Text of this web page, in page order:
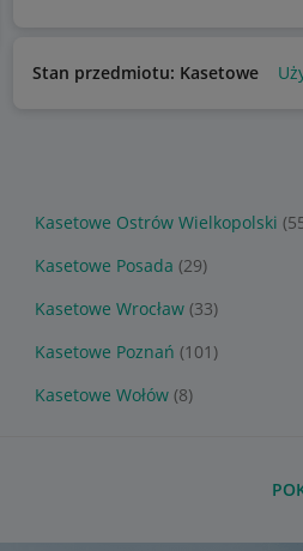
Stan przedmiotu: Kasetowe
Kasetowe Ostrów Wielkopolski
Kasetowe Posada (29)
Kasetowe Wrocław (33)
Kasetowe Poznań (101)
Kasetowe Wołów (8)